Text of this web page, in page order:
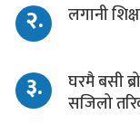
२. लगानी
३.
घरमै बसी
सजिलो